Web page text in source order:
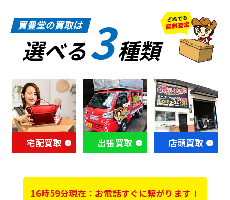
買豊堂の買取は
選べる3種類
宅配買取 出張買取 店頭買取
16時59分現在：お電話すぐに繋がります！